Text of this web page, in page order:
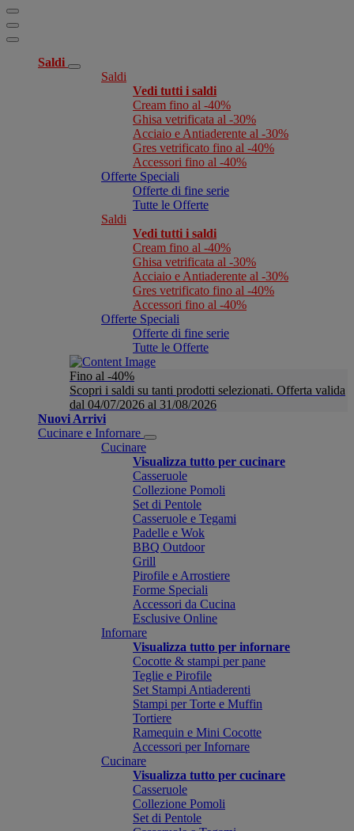
Saldi
Saldi
Vedi tutti i saldi
Cream fino al -40%
Ghisa vetrificata al -30%
Acciaio e Antiaderente al -30%
Gres vetrificato fino al -40%
Accessori fino al -40%
Offerte Speciali
Offerte di fine serie
Tutte le Offerte
Saldi
Vedi tutti i saldi
Cream fino al -40%
Ghisa vetrificata al -30%
Acciaio e Antiaderente al -30%
Gres vetrificato fino al -40%
Accessori fino al -40%
Offerte Speciali
Offerte di fine serie
Tutte le Offerte
Fino al -40%
Scopri i saldi su tanti prodotti selezionati. Offerta valida
dal 04/07/2026 al 31/08/2026
Nuovi Arrivi
Cucinare e Infornare
Cucinare
Visualizza tutto per cucinare
Casseruole
Collezione Pomoli
Set di Pentole
Casseruole e Tegami
Padelle e Wok
BBQ Outdoor
Grill
Pirofile e Arrostiere
Forme Speciali
Accessori da Cucina
Esclusive Online
Infornare
Visualizza tutto per infornare
Cocotte & stampi per pane
Teglie e Pirofile
Set Stampi Antiaderenti
Stampi per Torte e Muffin
Tortiere
Ramequin e Mini Cocotte
Accessori per Infornare
Cucinare
Visualizza tutto per cucinare
Casseruole
Collezione Pomoli
Set di Pentole